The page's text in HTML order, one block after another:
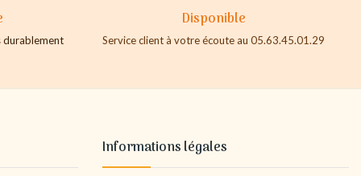
durablement
Disponible
Service client à votre écoute au 05.63.45.01.29
Informations légales